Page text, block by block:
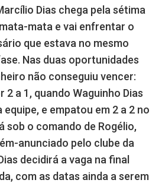
Dias chega pela sétima
mata e vai enfrentar o
que estava no mesmo
Nas duas oportunidades
não conseguiu vencer:
2 a 1, quando Waguinho Dias
equipe, e empatou em 2 a 2 no
sob o comando de Rogélio,
anunciado pelo clube da
decidirá a vaga na final
com as datas ainda a serem